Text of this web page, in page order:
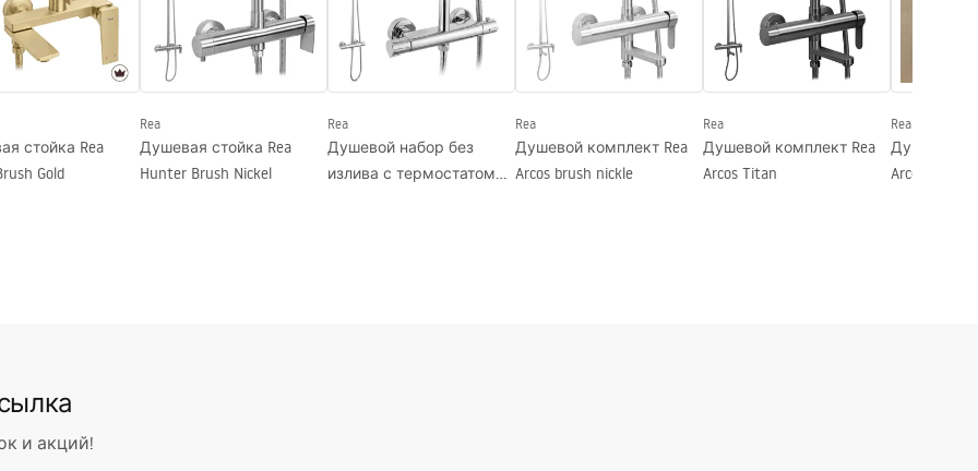
стойка Rea
Gold
Rea
Душевая стойка Rea
Hunter Brush Nickel
Rea
Душевой набор без
излива с термостатом
Rea
Душевой комплект Rea
Arcos brush nickle
Rea
Душевой комплект Rea
Arcos Titan
Rea
Душевой
Arcos brush
и акций!